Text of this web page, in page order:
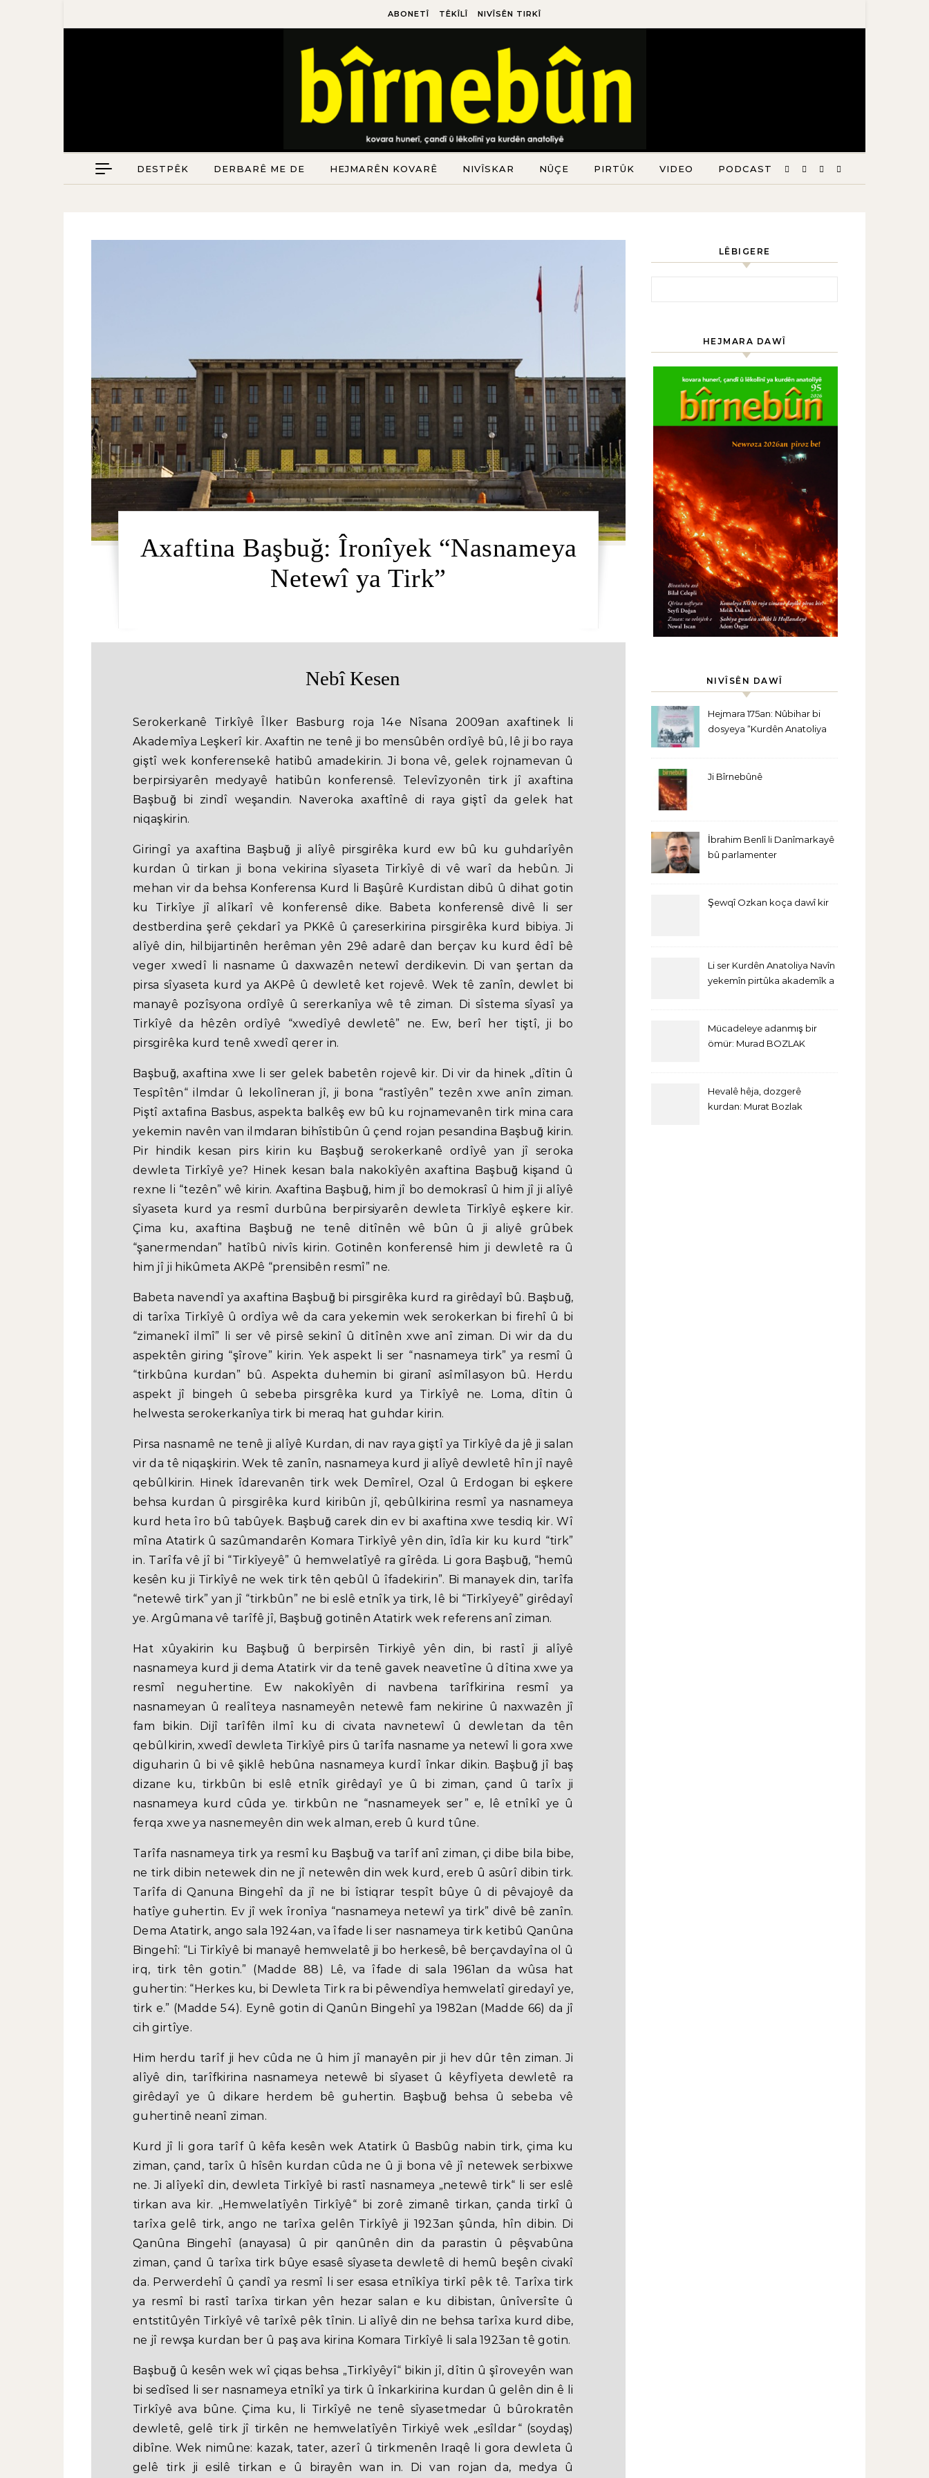
ABONETÎ TÊKÎLÎ NIVÎSÊN TIRKÎ
DESTPÊK DERBARÊ ME DE HEJMARÊN KOVARÊ NIVÎSKAR NÛÇE PIRTÛK VIDEO PODCAST
Axaftina Başbuğ: Îronîyek “Nasnameya
Netewî ya Tirk”
Nebî Kesen
Serokerkanê Tirkîyê Îlker Basburg roja 14e Nîsana 2009an axaftinek li
Akademîya Leşkerî kir. Axaftin ne tenê ji bo mensûbên ordîyê bû, lê ji bo raya
giştî wek konferensekê hatibû amadekirin. Ji bona vê, gelek rojnamevan û
berpirsiyarên medyayê hatibûn konferensê. Televîzyonên tirk jî axaftina
Başbuğ bi zindî weşandin. Naveroka axaftînê di raya giştî da gelek hat
niqaşkirin.
Giringî ya axaftina Başbuğ ji alîyê pirsgirêka kurd ew bû ku guhdarîyên
kurdan û tirkan ji bona vekirina sîyaseta Tirkîyê di vê warî da hebûn. Ji
mehan vir da behsa Konferensa Kurd li Başûrê Kurdistan dibû û dihat gotin
ku Tirkîye jî alîkarî vê konferensê dike. Babeta konferensê divê li ser
destberdina şerê çekdarî ya PKKê û çareserkirina pirsgirêka kurd bibiya. Ji
alîyê din, hilbijartinên herêman yên 29ê adarê dan berçav ku kurd êdî bê
veger xwedî li nasname û daxwazên netewî derdikevin. Di van şertan da
pirsa sîyaseta kurd ya AKPê û dewletê ket rojevê. Wek tê zanîn, dewlet bi
manayê pozîsyona ordîyê û sererkanîya wê tê ziman. Di sîstema sîyasî ya
Tirkîyê da hêzên ordîyê “xwedîyê dewletê” ne. Ew, berî her tiştî, ji bo
pirsgirêka kurd tenê xwedî qerer in.
Başbuğ, axaftina xwe li ser gelek babetên rojevê kir. Di vir da hinek „dîtin û
Tespîtên“ ilmdar û lekolîneran jî, ji bona “rastîyên” tezên xwe anîn ziman.
Piştî axtafina Basbus, aspekta balkêş ew bû ku rojnamevanên tirk mina cara
yekemin navên van ilmdaran bihîstibûn û çend rojan pesandina Başbuğ kirin.
Pir hindik kesan pirs kirin ku Başbuğ serokerkanê ordîyê yan jî seroka
dewleta Tirkîyê ye? Hinek kesan bala nakokîyên axaftina Başbuğ kişand û
rexne li “tezên” wê kirin. Axaftina Başbuğ, him jî bo demokrasî û him jî ji alîyê
sîyaseta kurd ya resmî durbûna berpirsiyarên dewleta Tirkîyê eşkere kir.
Çima ku, axaftina Başbuğ ne tenê ditînên wê bûn û ji aliyê grûbek
“şanermendan” hatîbû nivîs kirin. Gotinên konferensê him ji dewletê ra û
him jî ji hikûmeta AKPê “prensibên resmî” ne.
Babeta navendî ya axaftina Başbuğ bi pirsgirêka kurd ra girêdayî bû. Başbuğ,
di tarîxa Tirkîyê û ordîya wê da cara yekemin wek serokerkan bi firehî û bi
“zimanekî ilmî” li ser vê pirsê sekinî û ditînên xwe anî ziman. Di wir da du
aspektên giring “şîrove” kirin. Yek aspekt li ser “nasnameya tirk” ya resmî û
“tirkbûna kurdan” bû. Aspekta duhemin bi giranî asîmîlasyon bû. Herdu
aspekt jî bingeh û sebeba pirsgrêka kurd ya Tirkîyê ne. Loma, dîtin û
helwesta serokerkanîya tirk bi meraq hat guhdar kirin.
Pirsa nasnamê ne tenê ji alîyê Kurdan, di nav raya giştî ya Tirkîyê da jê ji salan
vir da tê niqaşkirin. Wek tê zanîn, nasnameya kurd ji alîyê dewletê hîn jî nayê
qebûlkirin. Hinek îdarevanên tirk wek Demîrel, Ozal û Erdogan bi eşkere
behsa kurdan û pirsgirêka kurd kiribûn jî, qebûlkirina resmî ya nasnameya
kurd heta îro bû tabûyek. Başbuğ carek din ev bi axaftina xwe tesdiq kir. Wî
mîna Atatirk û sazûmandarên Komara Tirkîyê yên din, îdîa kir ku kurd “tirk”
in. Tarîfa vê jî bi “Tirkîyeyê” û hemwelatîyê ra gîrêda. Li gora Başbuğ, “hemû
kesên ku ji Tirkîyê ne wek tirk tên qebûl û îfadekirin”. Bi manayek din, tarîfa
“netewê tirk” yan jî “tirkbûn” ne bi eslê etnîk ya tirk, lê bi “Tirkîyeyê” girêdayî
ye. Argûmana vê tarîfê jî, Başbuğ gotinên Atatirk wek referens anî ziman.
Hat xûyakirin ku Başbuğ û berpirsên Tirkiyê yên din, bi rastî ji alîyê
nasnameya kurd ji dema Atatirk vir da tenê gavek neavetîne û dîtina xwe ya
resmî neguhertine. Ew nakokîyên di navbena tarîfkirina resmî ya
nasnameyan û realîteya nasnameyên netewê fam nekirine û naxwazên jî
fam bikin. Dijî tarîfên ilmî ku di civata navnetewî û dewletan da tên
qebûlkirin, xwedî dewleta Tirkîyê pirs û tarîfa nasname ya netewî li gora xwe
diguharin û bi vê şiklê hebûna nasnameya kurdî înkar dikin. Başbuğ jî baş
dizane ku, tirkbûn bi eslê etnîk girêdayî ye û bi ziman, çand û tarîx ji
nasnameya kurd cûda ye. tirkbûn ne “nasnameyek ser” e, lê etnîkî ye û
ferqa xwe ya nasnemeyên din wek alman, ereb û kurd tûne.
Tarîfa nasnameya tirk ya resmî ku Başbuğ va tarîf anî ziman, çi dibe bila bibe,
ne tirk dibin netewek din ne jî netewên din wek kurd, ereb û asûrî dibin tirk.
Tarîfa di Qanuna Bingehî da jî ne bi îstiqrar tespît bûye û di pêvajoyê da
hatîye guhertin. Ev jî wek îronîya “nasnameya netewî ya tirk” divê bê zanîn.
Dema Atatirk, ango sala 1924an, va îfade li ser nasnameya tirk ketibû Qanûna
Bingehî: “Li Tirkîyê bi manayê hemwelatê ji bo herkesê, bê berçavdayîna ol û
irq, tirk tên gotin.” (Madde 88) Lê, va îfade di sala 1961an da wûsa hat
guhertin: “Herkes ku, bi Dewleta Tirk ra bi pêwendîya hemwelatî giredayî ye,
tirk e.” (Madde 54). Eynê gotin di Qanûn Bingehî ya 1982an (Madde 66) da jî
cih girtîye.
Him herdu tarîf ji hev cûda ne û him jî manayên pir ji hev dûr tên ziman. Ji
alîyê din, tarîfkirina nasnameya netewê bi sîyaset û kêyfîyeta dewletê ra
girêdayî ye û dikare herdem bê guhertin. Başbuğ behsa û sebeba vê
guhertinê neanî ziman.
Kurd jî li gora tarîf û kêfa kesên wek Atatirk û Basbûg nabin tirk, çima ku
ziman, çand, tarîx û hîsên kurdan cûda ne û ji bona vê jî netewek serbixwe
ne. Ji alîyekî din, dewleta Tirkîyê bi rastî nasnameya „netewê tirk“ li ser eslê
tirkan ava kir. „Hemwelatîyên Tirkîyê“ bi zorê zimanê tirkan, çanda tirkî û
tarîxa gelê tirk, ango ne tarîxa gelên Tirkîyê ji 1923an şûnda, hîn dibin. Di
Qanûna Bingehî (anayasa) û pir qanûnên din da parastin û pêşvabûna
ziman, çand û tarîxa tirk bûye esasê sîyaseta dewletê di hemû beşên civakî
da. Perwerdehî û çandî ya resmî li ser esasa etnîkîya tirkî pêk tê. Tarîxa tirk
ya resmî bi rastî tarîxa tirkan yên hezar salan e ku dibistan, ûnîversîte û
entstitûyên Tirkîyê vê tarîxê pêk tînin. Li alîyê din ne behsa tarîxa kurd dibe,
ne jî rewşa kurdan ber û paş ava kirina Komara Tirkîyê li sala 1923an tê gotin.
Başbuğ û kesên wek wî çiqas behsa „Tirkîyêyî“ bikin jî, dîtin û şîroveyên wan
bi sedîsed li ser nasnameya etnîkî ya tirk û înkarkirina kurdan û gelên din ê li
Tirkîyê ava bûne. Çima ku, li Tirkîyê ne tenê sîyasetmedar û bûrokratên
dewletê, gelê tirk jî tirkên ne hemwelatîyên Tirkiyê wek „esîldar“ (soydaş)
dibîne. Wek nimûne: kazak, tater, azerî û tirkmenên Iraqê li gora dewleta û
gelê tirk ji esilê tirkan e û birayên wan in. Di van rojan da, medya û
LÊBIGERE
HEJMARA DAWÎ
NIVÎSÊN DAWÎ
Hejmara 175an: Nûbihar bi
dosyeya “Kurdên Anatoliya
Ji Bîrnebûnê
İbrahim Benlî li Danîmarkayê
bû parlamenter
Şewqî Ozkan koça dawî kir
Li ser Kurdên Anatoliya Navîn
yekemîn pirtûka akademîk a
Mücadeleye adanmış bir
ömür: Murad BOZLAK
Hevalê hêja, dozgerê
kurdan: Murat Bozlak